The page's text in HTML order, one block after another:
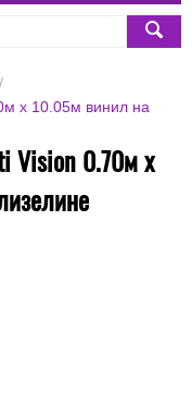
/
х 10.05м винил на
Vision 0.70м х